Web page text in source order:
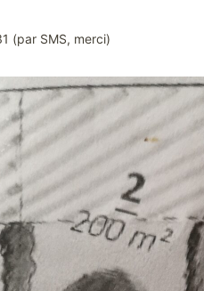
(par SMS, merci)